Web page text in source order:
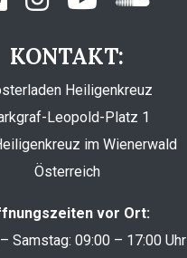
KONTAKT:
Heiligenkreuz
Leopold-Platz 1
im Wienerwald
Österreich
vor Ort:
Samstag: 09:00 – 17:00 Uhr